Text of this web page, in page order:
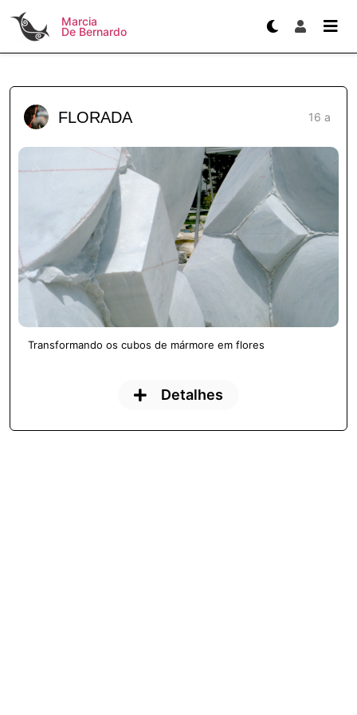
Marcia
De Bernardo
FLORADA 16 a
Transformando os cubos de mármore em flores
Detalhes